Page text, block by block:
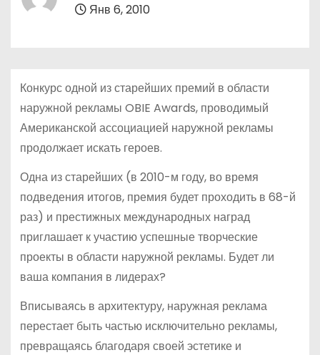
Янв 6, 2010
Конкурс одной из старейших премий в области
наружной рекламы OBIE Awards, проводимый
Американской ассоциацией наружной рекламы
продолжает искать героев.
Одна из старейших (в 2010-м году, во время
подведения итогов, премия будет проходить в 68-й
раз) и престижных международных наград
приглашает к участию успешные творческие
проекты в области наружной рекламы. Будет ли
ваша компания в лидерах?
Вписываясь в архитектуру, наружная реклама
перестает быть частью исключительно рекламы,
превращаясь благодаря своей эстетике и